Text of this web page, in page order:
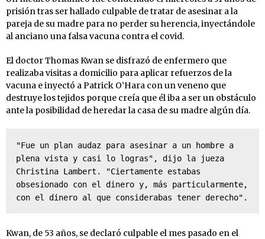
prisión tras ser hallado culpable de tratar de asesinar a la
pareja de su madre para no perder su herencia, inyectándole
al anciano una falsa vacuna contra el covid.
El doctor Thomas Kwan se disfrazó de enfermero que
realizaba visitas a domicilio para aplicar refuerzos de la
vacuna e inyectó a Patrick O’Hara con un veneno que
destruye los tejidos porque creía que él iba a ser un obstáculo
ante la posibilidad de heredar la casa de su madre algún día.
​​"Fue un plan audaz para asesinar a un hombre a
plena vista y casi lo logras", dijo la jueza
Christina Lambert. "Ciertamente estabas
obsesionado con el dinero y, más particularmente,
con el dinero al que considerabas tener derecho".
Kwan, de 53 años, se declaró culpable el mes pasado en el